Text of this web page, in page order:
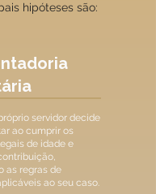
hipóteses são:
servidor decide
ao cumprir os
de idade e
as regras de
ao seu caso.